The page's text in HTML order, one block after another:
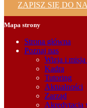
ZAPISZ SIĘ DO
Mapa strony
Strona główna
Poznaj nas
Wizja i misja
Kadra
Tutoring
Aktualności
Zarząd
Akredytacja